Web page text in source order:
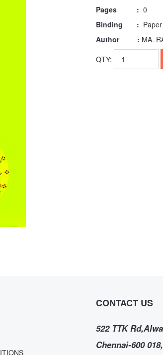
Pages : 0
Binding :
Author : MA.
QTY:
CONTACT US
522 TTK
Chennai-600 018,